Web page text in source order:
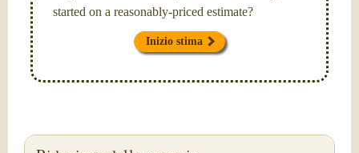
started on a reasonably-priced estimate?
Inizio stima